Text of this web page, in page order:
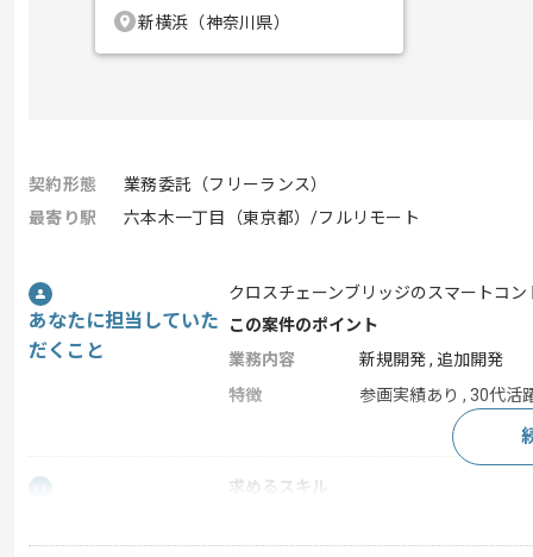
新横浜（神奈川県）
契約形態
業務委託（フリーランス）
最寄り駅
六本木一丁目（東京都）/フルリモート
あなたに担当していた
だくこと
クロスチェーンブリッジのスマートコ
この案件のポイント
業務内容
新規開発 , 追加開発
特徴
参画実績あり , 30代活
求めるスキル
・Contract設計実装に関するセキュリ